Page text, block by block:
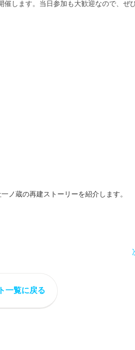
します。当日参加も大歓迎なので、ぜ
ノ蔵の再建ストーリーを紹介します。
一覧に戻る